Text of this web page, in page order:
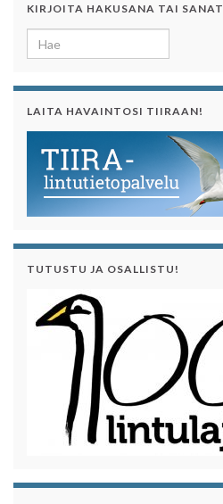
KIRJOITA HAKUSANA TAI SANAT
Search for:
LAITA HAVAINTOSI TIIRAAN!
TUTUSTU JA OSALLISTU!